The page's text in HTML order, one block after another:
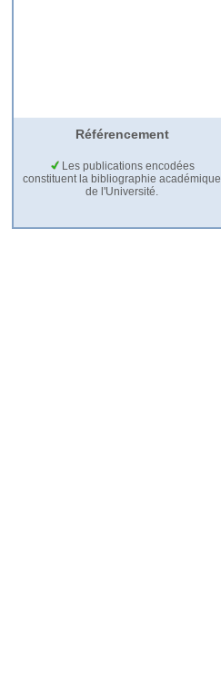
Référencement
Les publications encodées
constituent la bibliographie académique
de l'Université.